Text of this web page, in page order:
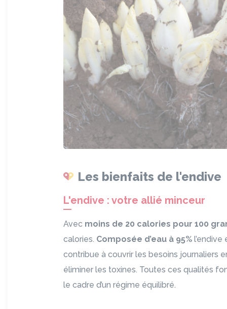
Les bienfaits de l'endive
L'endive : votre allié minceur
Avec moins de 20 calories pour 100
calories. Composée d’eau à 95%
contribue à couvrir les besoins journaliers
éliminer les toxines. Toutes ces qualités
le cadre d’un régime équilibré.